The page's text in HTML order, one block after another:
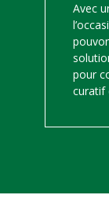
Avec
pour
curatif